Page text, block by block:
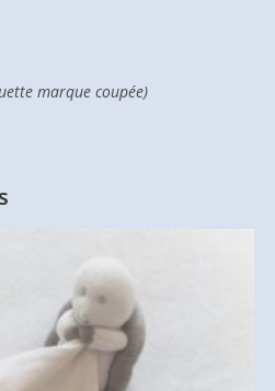
marque coupée)